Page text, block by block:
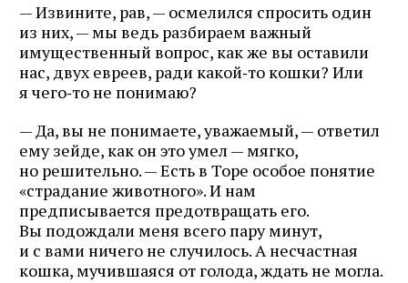
— Извините, рав, — осмелился спросить один
из них, — мы ведь разбираем важный
имущественный вопрос, как же вы оставили
нас, двух евреев, ради какой‑то кошки? Или
я чего‑то не понимаю?
— Да, вы не понимаете, уважаемый, — ответил
ему зейде, как он это умел — мягко,
но решительно. — Есть в Торе особое понятие
«страдание животного». И нам
предписывается предотвращать его.
Вы подождали меня всего пару минут,
и с вами ничего не случилось. А несчастная
кошка, мучившаяся от голода, ждать не могла.